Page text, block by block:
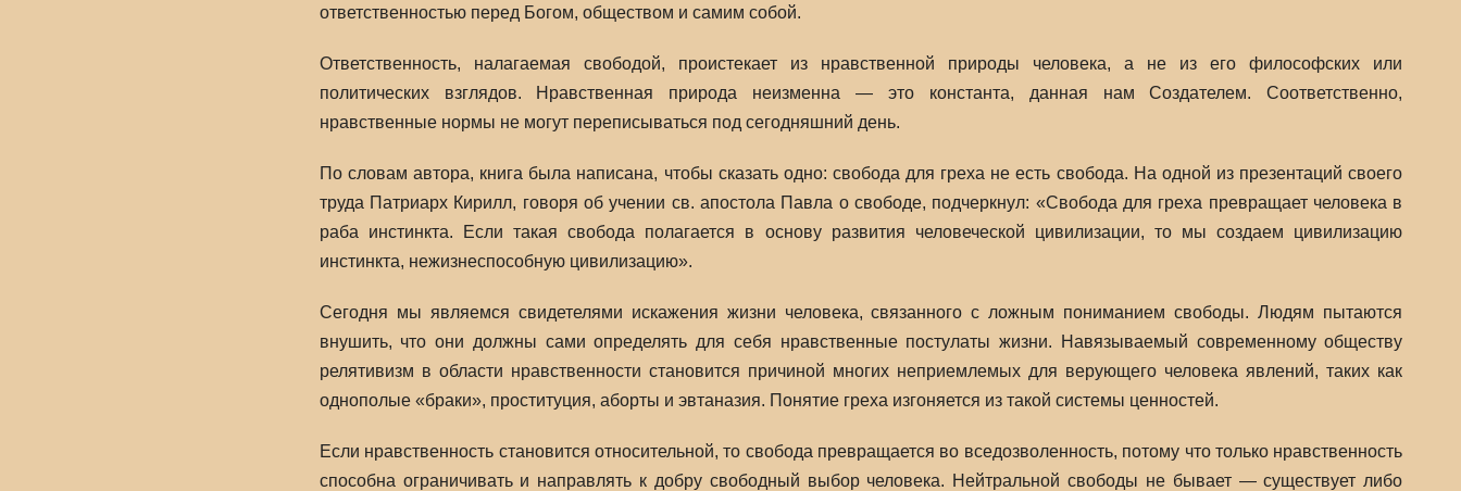
ответственностью перед Богом, обществом и самим собой.
Ответственность, налагаемая свободой, проистекает из нравственной природы человека, а не из его философских или
политических взглядов. Нравственная природа неизменна — это константа, данная нам Создателем. Соответственно,
нравственные нормы не могут переписываться под сегодняшний день.
По словам автора, книга была написана, чтобы сказать одно: свобода для греха не есть свобода. На одной из презентаций своего
труда Патриарх Кирилл, говоря об учении св. апостола Павла о свободе, подчеркнул: «Свобода для греха превращает человека в
раба инстинкта. Если такая свобода полагается в основу развития человеческой цивилизации, то мы создаем цивилизацию
инстинкта, нежизнеспособную цивилизацию».
Сегодня мы являемся свидетелями искажения жизни человека, связанного с ложным пониманием свободы. Людям пытаются
внушить, что они должны сами определять для себя нравственные постулаты жизни. Навязываемый современному обществу
релятивизм в области нравственности становится причиной многих неприемлемых для верующего человека явлений, таких как
однополые «браки», проституция, аборты и эвтаназия. Понятие греха изгоняется из такой системы ценностей.
Если нравственность становится относительной, то свобода превращается во вседозволенность, потому что только нравственность
способна ограничивать и направлять к добру свободный выбор человека. Нейтральной свободы не бывает — существует либо